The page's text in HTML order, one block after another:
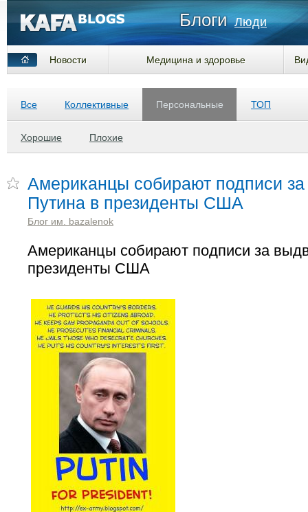
Блоги Люди
Новости Медицина и здоровье
Все Коллективные Персональные
Хорошие Плохие
ТОП
Американцы собирают подписи
Путина в президенты США
Блог им. bazalenok
Американцы собирают подписи за
президенты США